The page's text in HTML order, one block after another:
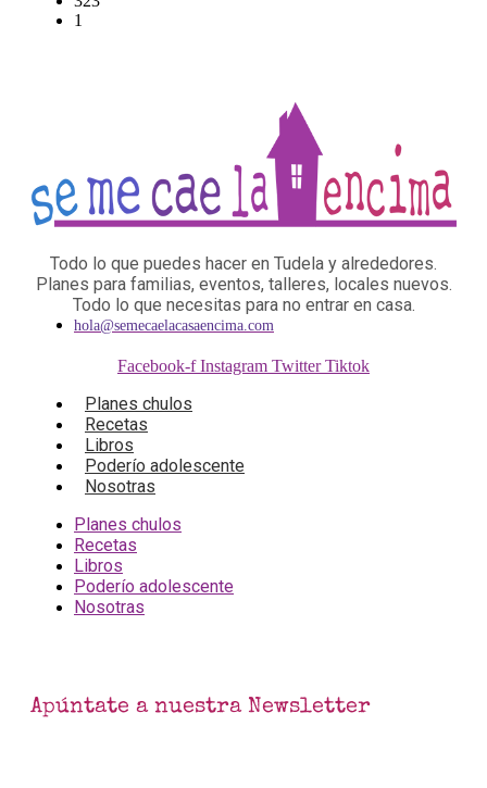
1
Todo lo que puedes hacer en Tudela y alrededores.
Planes para familias, eventos, talleres, locales nuevos.
Todo lo que necesitas para no entrar en casa.
hola@semecaelacasaencima.com
Facebook-f Instagram Twitter Tiktok
Planes chulos
Recetas
Libros
Poderío adolescente
Nosotras
Planes chulos
Recetas
Libros
Poderío adolescente
Nosotras
Apúntate a nuestra Newsletter